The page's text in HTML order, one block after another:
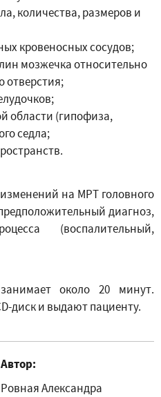
количества, размеров и
кровеносных сосудов;
мозжечка относительно
отверстия;
области (гипофиза,
седла;
на МРТ головного
диагноз,
(воспалительный,
около 20 минут.
диск и выдают пациенту.
Автор:
Ровная Александра